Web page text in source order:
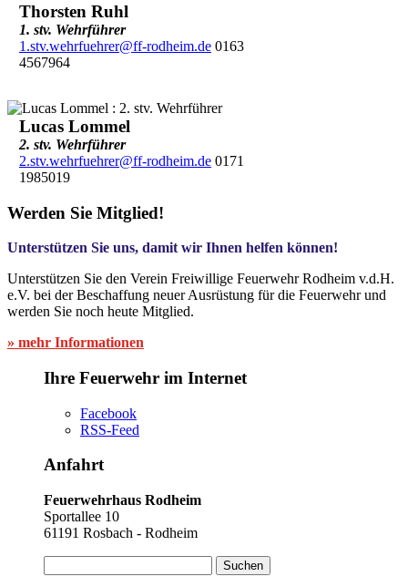
Thorsten Ruhl
1. stv. Wehrführer
1.stv.wehrfuehrer@ff-rodheim.de0163
4567964
Lucas Lommel
2. stv. Wehrführer
2.stv.wehrfuehrer@ff-rodheim.de0171
1985019
Werden Sie Mitglied!
Unterstützen Sie uns, damit wir Ihnen helfen können!
Unterstützen Sie den Verein Freiwillige Feuerwehr Rodheim v.d.H.
e.V. bei der Beschaffung neuer Ausrüstung für die Feuerwehr und
werden Sie noch heute Mitglied.
» mehr Informationen
Ihre Feuerwehr im Internet
Facebook
RSS-Feed
Anfahrt
Feuerwehrhaus Rodheim
Sportallee 10
61191 Rosbach - Rodheim
nach: